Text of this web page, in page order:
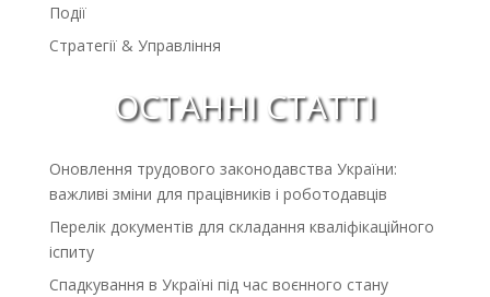
Події
Стратегії & Управління
ОСТАННІ СТАТТІ
Оновлення трудового законодавства України:
важливі зміни для працівників і роботодавців
Перелік документів для складання кваліфікаційного
іспиту
Спадкування в Україні під час воєнного стану